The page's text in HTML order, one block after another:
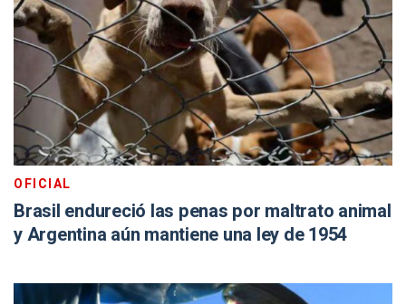
OFICIAL
Brasil endureció las penas por maltrato animal
y Argentina aún mantiene una ley de 1954